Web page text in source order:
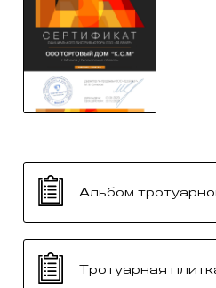
Альбом
Тротуарная